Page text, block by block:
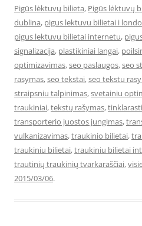
Pigūs lėktuvų bilieta, Pigūs lėktuvų
dublina, pigus lektuvu bilietai i
pigus lektuvu bilietai internetu,
signalizacija, plastikiniai langai,
optimizavimas,seo paslaugos,seo
rasymas,seo tekstai,seo tekstu
straipsniu talpinimas,svetainiu
traukiniai,tekstų rašymas,
transporterio juostos jungimas,
vulkanizavimas,traukinio bilietai,
traukiniu bilietai,traukiniu bilietai
trautinių traukinių tvarkaraščiai,
2015/03/06.